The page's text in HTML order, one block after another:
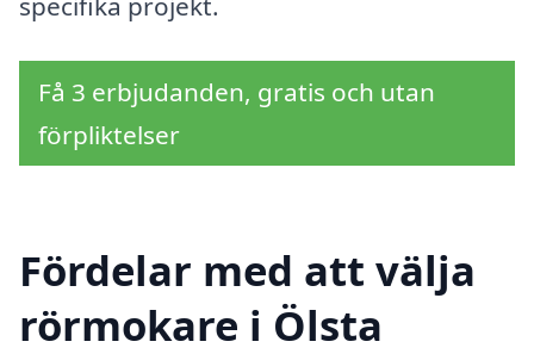
Få 3 erbjudanden, gratis och utan
förpliktelser
Fördelar med att välja
rörmokare i Ölsta